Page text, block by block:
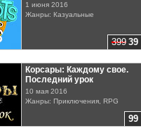
399 39
1 июня 2016
Жанры: Казуальные
99
Корсары: Каждому свое.
Последний урок
10 мая 2016
Жанры: Приключения, RPG